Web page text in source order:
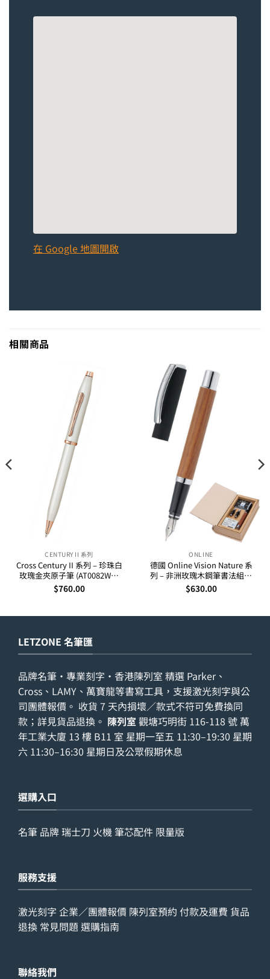
在 Google 地圖開啟
相關商品
CENTURY II 系列
Cross Century II 系列 – 珍珠白
玫瑰金夾原子筆 (AT0082WG-
113)
$760.00
ONLINE
德國 Online Vision Nature 系
列 – 非洲玫瑰木鋼筆書法組合
(36785)
$630.00
LETZONE 名筆匯
品牌名筆・專業刻字・香港陳列室 精選 Parker、
Cross、LAMY、萬寶龍等書寫工具，支援激光刻字與公
司團體報價。 收貨 7 天內損壞／款式不符可免費換同
款；詳見貨品退換 。 陳列室 觀塘巧明街 116-118 號 萬
年工業大廈 13 樓 B11 室 星期一至五 11:30–19:30 星期
六 11:30–16:30 星期日及公眾假期休息
選購入口
名筆 品牌瑞士刀 火機筆芯配件 限量版
服務支援
激光刻字 企業／團體報價 陳列室預約 付款及運費 貨品
退換 常見問題 選購指南
聯絡我們